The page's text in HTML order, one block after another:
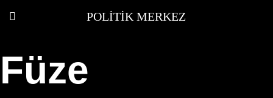
POLITIK MERKEZ
Füze